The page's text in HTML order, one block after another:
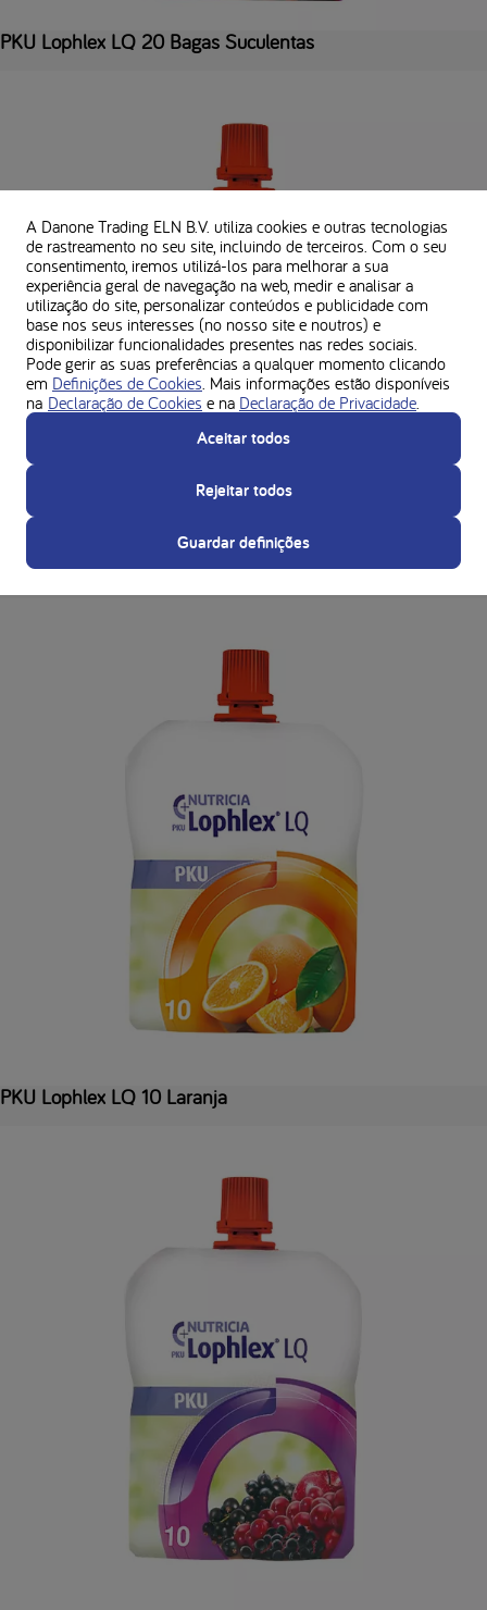
PKU Lophlex LQ 20 Bagas Suculentas
PKU Lophlex LQ 10 Tropical
PKU Lophlex LQ 10 Laranja
A Danone Trading ELN B.V. utiliza cookies e outras tecnologias
de rastreamento no seu site, incluindo de terceiros. Com o seu
consentimento, iremos utilizá-los para melhorar a sua
experiência geral de navegação na web, medir e analisar a
utilização do site, personalizar conteúdos e publicidade com
base nos seus interesses (no nosso site e noutros) e
disponibilizar funcionalidades presentes nas redes sociais.
Pode gerir as suas preferências a qualquer momento clicando
em Definições de Cookies . Mais informações estão disponíveis
na Declaração de Cookies e na Declaração de Privacidade
Aceitar todos
Rejeitar todos
Guardar definições